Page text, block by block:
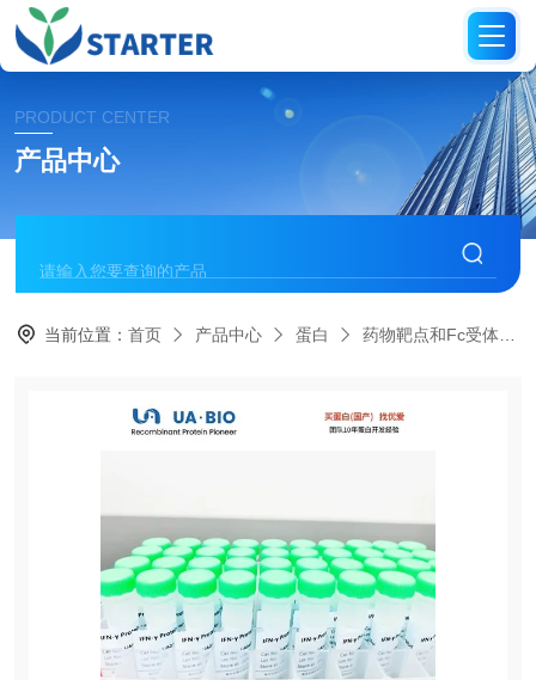
PRODUCT CENTER
产品中心
当前位置：首页 产品中心 蛋白 药物靶点和Fc受体